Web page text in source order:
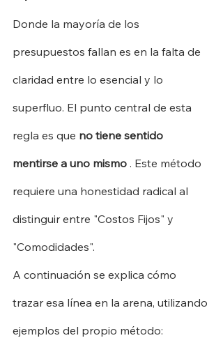
Donde la mayoría de los
presupuestos fallan es en la falta de
claridad entre lo esencial y lo
superfluo. El punto central de esta
regla es que no tiene sentido
mentirse a uno mismo . Este método
requiere una honestidad radical al
distinguir entre "Costos Fijos" y
"Comodidades".
A continuación se explica cómo
trazar esa línea en la arena, utilizando
ejemplos del propio método: